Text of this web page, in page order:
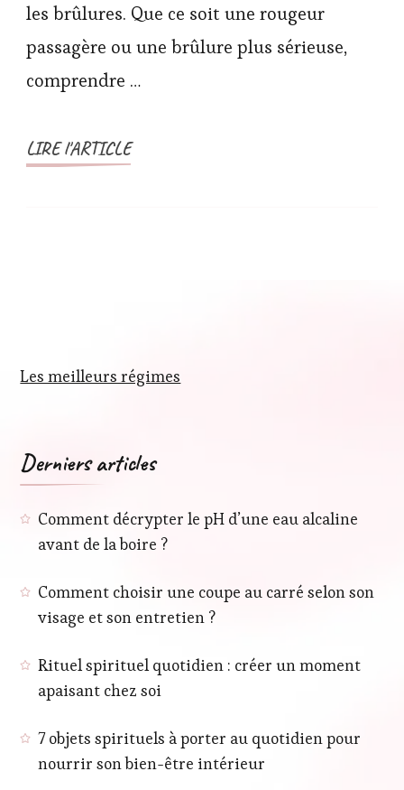
les brûlures. Que ce soit une rougeur
passagère ou une brûlure plus sérieuse,
comprendre …
LIRE l'ARTICLE
Les meilleurs régimes
Derniers articles
Comment décrypter le pH d’une eau alcaline
avant de la boire ?
Comment choisir une coupe au carré selon son
visage et son entretien ?
Rituel spirituel quotidien : créer un moment
apaisant chez soi
7 objets spirituels à porter au quotidien pour
nourrir son bien-être intérieur